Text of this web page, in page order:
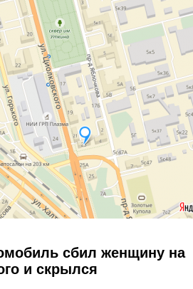
сбил женщину на
и скрылся